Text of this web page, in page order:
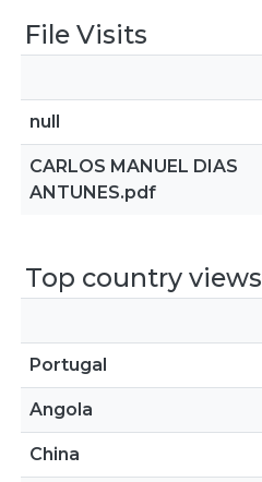
File Visits
null
CARLOS MANUEL DIAS
ANTUNES.pdf
Top country views
Portugal
Angola
China